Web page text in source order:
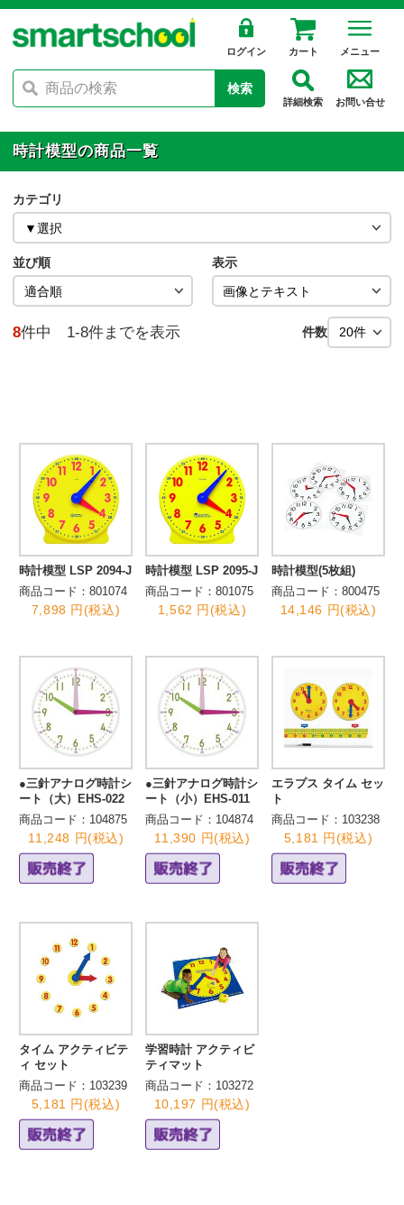
ログイン カート メニュー
検索
詳細検索 お問い合せ
時計模型の商品一覧
カテゴリ
並び順 表示
8件中 1-8件までを表示 件数
時計模型 LSP 2094-J
商品コード：801074
7,898 円(税込)
時計模型 LSP 2095-J
商品コード：801075
1,562 円(税込)
時計模型(5枚組)
商品コード：800475
14,146 円(税込)
●三針アナログ時計シ
ート（大）EHS-022
商品コード：104875
11,248 円(税込)
●三針アナログ時計シ
ート（小）EHS-011
商品コード：104874
11,390 円(税込)
エラプス タイム セッ
ト
商品コード：103238
5,181 円(税込)
タイム アクティビテ
ィ セット
商品コード：103239
5,181 円(税込)
学習時計 アクティビ
ティマット
商品コード：103272
10,197 円(税込)